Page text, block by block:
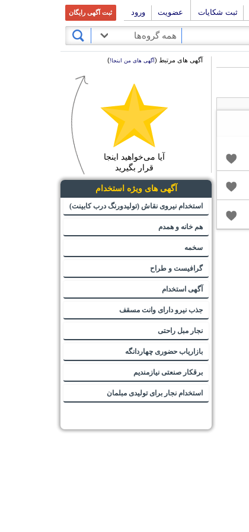
ثبت شکایات عضویت ورود ثبت آگهی رایگان
همه گروه‌ها
آگهی های مرتبط (آگهی های من اینجا!)
آیا می‌خواهید اینجا
قرار بگیرید
آگهی های ویژه استخدام
استخدام نیروی نقاش (تولیدورنگ درب کابینت)
هم خانه و همدم
سخمه
گرافیست و طراح
آگهی استخدام
جذب نیرو دارای وانت مسقف
نجار مبل راحتی
بازاریاب حضوری چهاردانگه
برقکار صنعتی نیازمندیم
استخدام نجار برای تولیدی مبلمان